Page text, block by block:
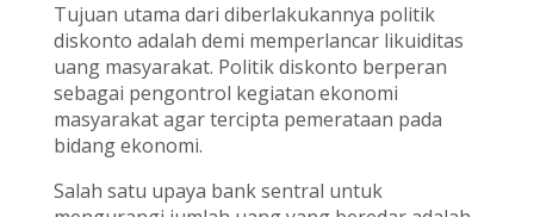
Tujuan utama dari diberlakukannya politik
diskonto adalah demi memperlancar likuiditas
uang masyarakat. Politik diskonto berperan
sebagai pengontrol kegiatan ekonomi
masyarakat agar tercipta pemerataan pada
bidang ekonomi.
Salah satu upaya bank sentral untuk